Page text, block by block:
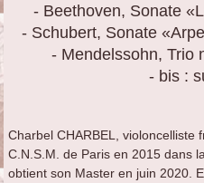
- Beethoven, Sonate
- Schubert, Sonate
- Mendelssohn, Trio
- bis :
Charbel CHARBEL
, violoncelliste
C.N.S.M. de Paris en 2015 dans
obtient son Master en juin 2020.